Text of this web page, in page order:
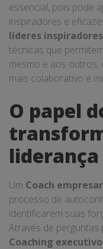
essencial, pois pode
inspiradores e
líderes inspiradores
técnicas que
mesmo e aos outros,
mais colaborativo e
O papel
liderança
Um Coach
processo de
identificarem suas
Através de
Coaching executivo